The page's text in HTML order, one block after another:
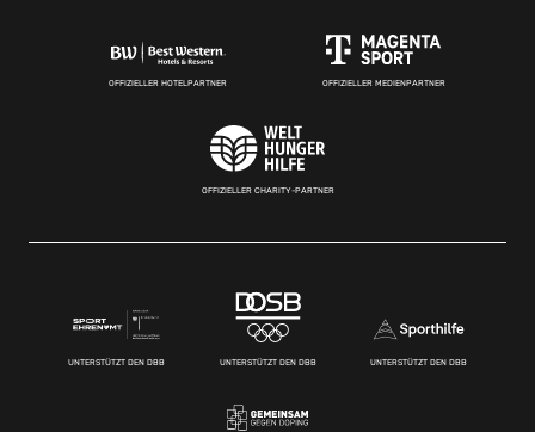
OFFIZIELLER HOTELPARTNER OFFIZIELLER MEDIENPARTNER
OFFIZIELLER CHARITY-PARTNER
UNTERSTÜTZT DEN DBB UNTERSTÜTZT DEN DBB UNTERSTÜTZT DEN DBB